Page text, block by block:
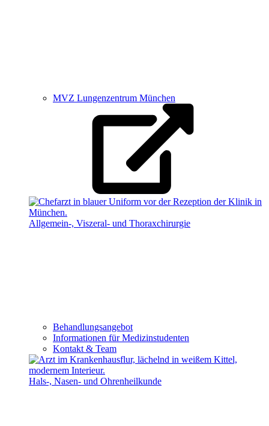
MVZ Lungenzentrum München
Allgemein-, Viszeral- und Thoraxchirurgie
Behandlungsangebot
Informationen für Medizinstudenten
Kontakt & Team
Hals-, Nasen- und Ohrenheilkunde